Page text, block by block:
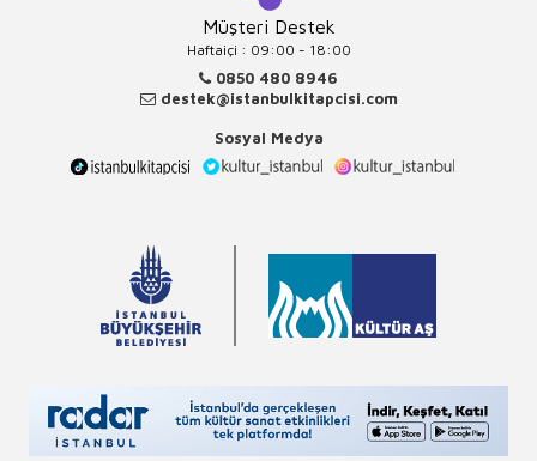
Müşteri Destek
Haftaiçi : 09:00 - 18:00
0850 480 8946
destek@istanbulkitapcisi.com
Sosyal Medya